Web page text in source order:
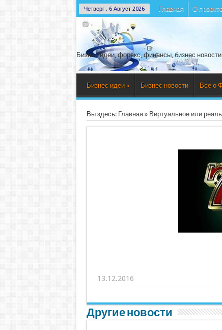
Четверг , 6 Август 2026 Главная О
Бизнес идеи, форекс, финансы, бизнес новости
Бизнес идеи » Бизнес новости Все о
Вы здесь: Главная» Виртуальное или
13.12.2016
Другие новости